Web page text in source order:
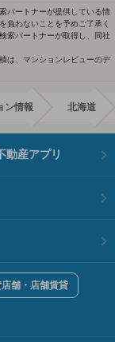
パートナーが提供している情
負わないことを予めご了承く
索パートナーが取得し、同社
は、マンションレビューのデ
ン情報 北海道
動産アプリ
舗・店舗賃貸